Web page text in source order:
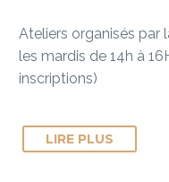
Ateliers organisés par
les mardis de 14h à
inscriptions)
LIRE PLUS